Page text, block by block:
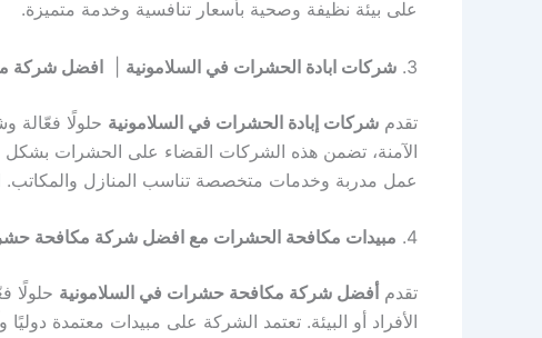
على بيئة نظيفة وصحية بأسعار تنافسية وخدمة متميزة.
3. شركات ابادة الحشرات في السلامونية افضل شركة
تقدم شركات إبادة الحشرات في السلامونية حلولًا فعّالة
الآمنة، تضمن هذه الشركات القضاء على الحشرات بشكل
عمل مدربة وخدمات متخصصة تناسب المنازل والمكاتب.
4. مبيدات مكافحة الحشرات مع افضل شركة مكافحة
تقدم أفضل شركة مكافحة حشرات في السلامونية حلولًا
الأفراد أو البيئة. تعتمد الشركة على مبيدات معتمدة